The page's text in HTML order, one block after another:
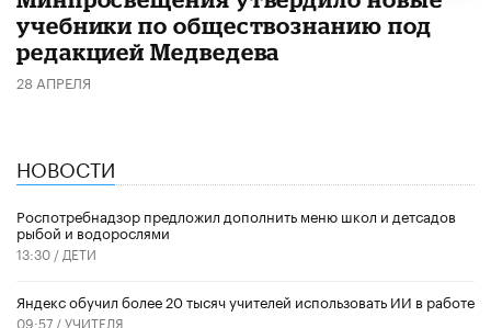
учебники по обществознанию под
редакцией Медведева
28 АПРЕЛЯ
НОВОСТИ
Роспотребнадзор предложил дополнить меню школ и детсадов
рыбой и водорослями
13:30 / ДЕТИ
​Яндекс обучил более 20 тысяч учителей использовать ИИ в работе
09:57 /УЧИТЕЛЯ